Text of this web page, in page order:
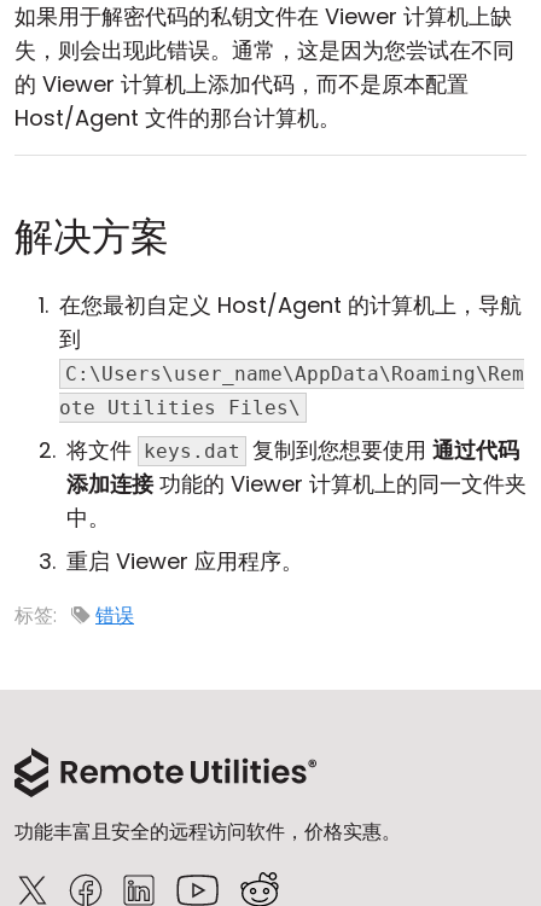
如果用于解密代码的私钥文件在 Viewer 计算机上缺
失，则会出现此错误。通常，这是因为您尝试在不同
的 Viewer 计算机上添加代码，而不是原本配置
Host/Agent 文件的那台计算机。
解决方案
在您最初自定义 Host/Agent 的计算机上，导航
到
C:\Users\user_name\AppData\Roaming\Rem
ote Utilities Files\
将文件 keys.dat 复制到您想要使用 通过代码
添加连接功能的 Viewer 计算机上的同一文件夹
中。
重启 Viewer 应用程序。
标签: 错误
功能丰富且安全的远程访问软件，价格实惠。